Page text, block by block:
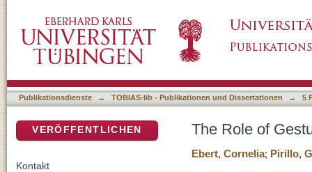
Publikationsdienste → TOBIAS-lib - Publikationen und Dissertationen → 5
The Role of
Ebert, Cornelia; Pirillo,
VERÖFFENTLICHEN
Kontakt